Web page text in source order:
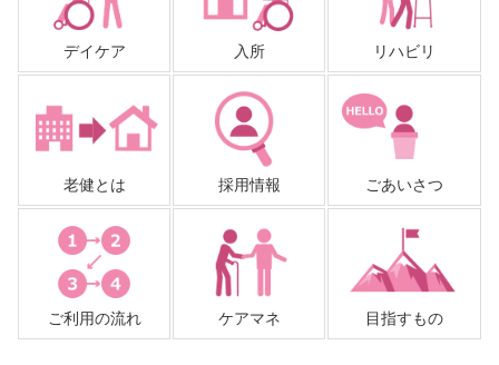
デイケア 入所 リハビリ
老健とは 採用情報 ごあいさつ
ご利用の流れ ケアマネ 目指すもの